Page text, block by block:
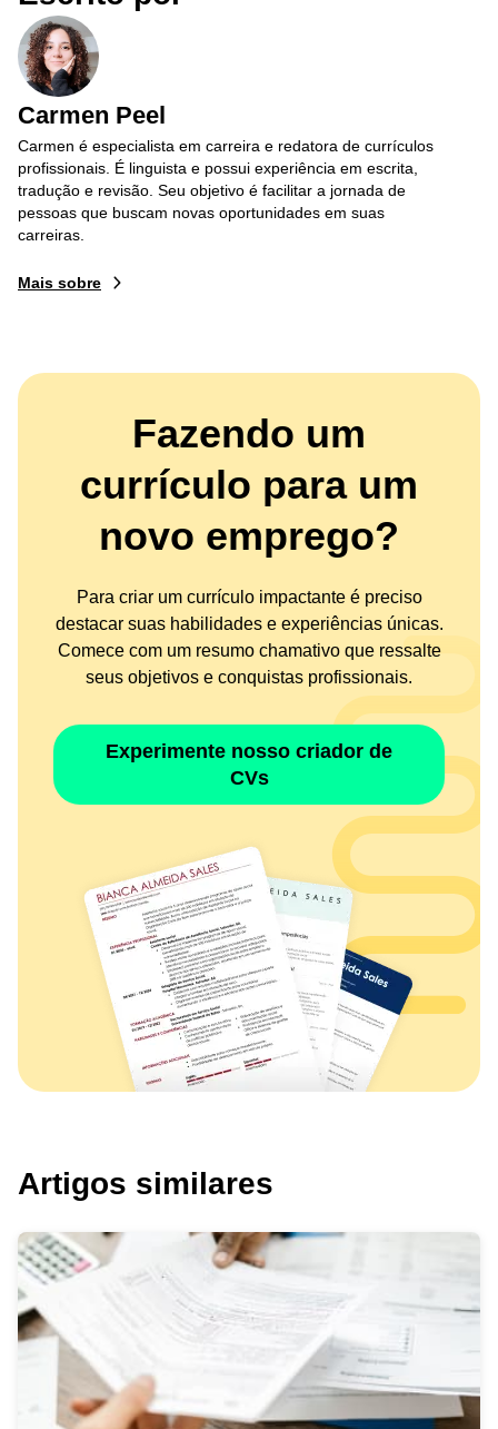
Carmen Peel
Carmen é especialista em carreira e redatora de currículos
profissionais. É linguista e possui experiência em escrita,
tradução e revisão. Seu objetivo é facilitar a jornada de
pessoas que buscam novas oportunidades em suas
carreiras.
Mais sobre
Fazendo um
currículo para um
novo emprego?
Para criar um currículo impactante é preciso
destacar suas habilidades e experiências únicas.
Comece com um resumo chamativo que ressalte
seus objetivos e conquistas profissionais.
Experimente nosso criador de
CVs
Artigos similares